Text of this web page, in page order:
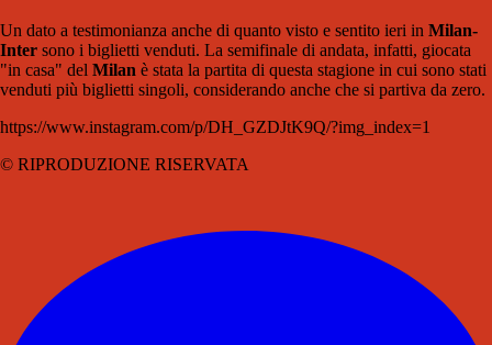
Un dato a testimonianza anche di quanto visto e sentito ieri in Milan-
Inter sono i biglietti venduti. La semifinale di andata, infatti, giocata
"in casa" del Milan è stata la partita di questa stagione in cui sono stati
venduti più biglietti singoli, considerando anche che si partiva da zero.
https://www.instagram.com/p/DH_GZDJtK9Q/?img_index=1
© RIPRODUZIONE RISERVATA